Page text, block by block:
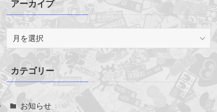
アーカイブ
ー
イ
ブ
カテゴリー
お知らせ